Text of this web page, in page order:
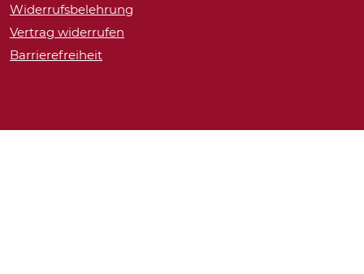
Widerrufsbelehrung
Vertrag widerrufen
Barrierefreiheit